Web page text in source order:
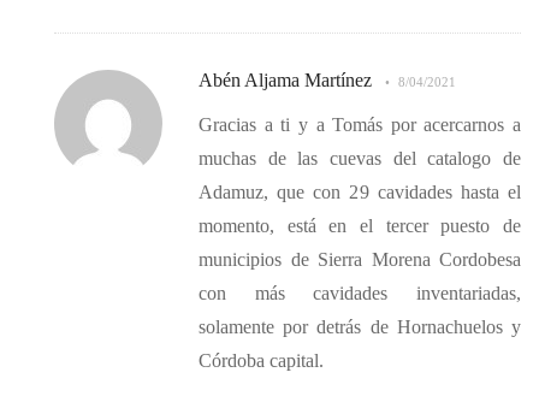
Abén Aljama Martínez 8/04/2021
Gracias a ti y a Tomás por acercarnos a
muchas de las cuevas del catalogo de
Adamuz, que con 29 cavidades hasta el
momento, está en el tercer puesto de
municipios de Sierra Morena Cordobesa
con más cavidades inventariadas,
solamente por detrás de Hornachuelos y
Córdoba capital.